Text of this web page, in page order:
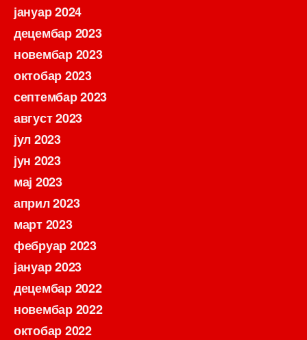
јануар 2024
децембар 2023
новембар 2023
октобар 2023
септембар 2023
август 2023
јул 2023
јун 2023
мај 2023
април 2023
март 2023
фебруар 2023
јануар 2023
децембар 2022
новембар 2022
октобар 2022